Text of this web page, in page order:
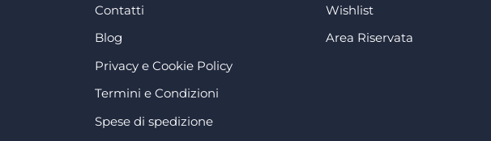
Contatti
Blog
Privacy e Cookie Policy
Termini e Condizioni
Spese di spedizione
Wishlist
Area Riservata